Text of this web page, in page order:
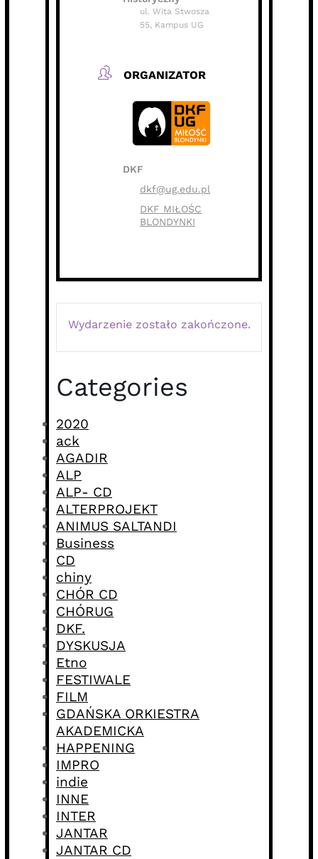
ul. Wita Stwosza
55, Kampus UG
ORGANIZATOR
DKF
dkf@ug.edu.pl
DKF MIŁOŚC
BLONDYNKI
Wydarzenie zostało zakończone.
Categories
2020
ack
AGADIR
ALP
ALP- CD
ALTERPROJEKT
ANIMUS SALTANDI
Business
CD
chiny
CHÓR CD
CHÓRUG
DKF.
DYSKUSJA
Etno
FESTIWALE
FILM
GDAŃSKA ORKIESTRA
AKADEMICKA
HAPPENING
IMPRO
indie
INNE
INTER
JANTAR
JANTAR CD